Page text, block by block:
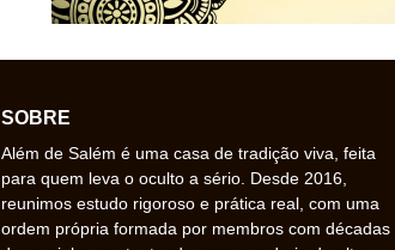
SOBRE
Além de Salém é uma casa de tradição viva, feita
para quem leva o oculto a sério. Desde 2016,
reunimos estudo rigoroso e prática real, com uma
ordem própria formada por membros com décadas